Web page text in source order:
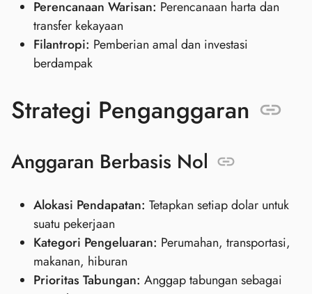
Perencanaan Warisan: Perencanaan harta dan
transfer kekayaan
Filantropi: Pemberian amal dan investasi
berdampak
Strategi Penganggaran
Anggaran Berbasis Nol
Alokasi Pendapatan: Tetapkan setiap dolar untuk
suatu pekerjaan
Kategori Pengeluaran: Perumahan, transportasi,
makanan, hiburan
Prioritas Tabungan: Anggap tabungan sebagai